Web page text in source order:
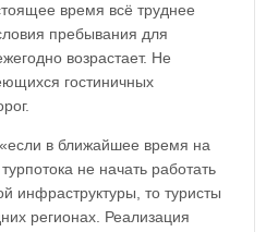
время всё труднее
пребывания для
возрастает. Не
гостиничных
в ближайшее время на
не начать работать
инфраструктуры, то туристы
регионах. Реализация